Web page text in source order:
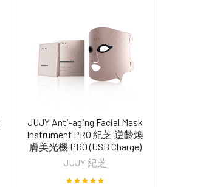
JUJY Anti-aging Facial Mask
Instrument PRO 紀芝 逆齡煥
膚美光機 PRO (USB Charge)
JUJY 紀芝